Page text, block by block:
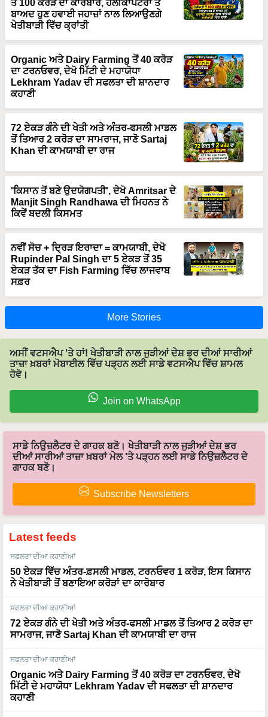
ਤੋਂ 100 ਕਰੋੜ ਦਾ ਕਾਰੋਬਾਰ, ਹੈਲੀਕਾਪਟਰਾਂ ਤੋਂ
ਬਾਅਦ ਹੁਣ ਹਵਾਈ ਜਹਾਜ਼ਾਂ ਨਾਲ ਲਿਆਉਣਗੇ
ਖੇਤੀਬਾੜੀ ਵਿੱਚ ਕ੍ਰਾਂਤੀ
Organic ਅਤੇ Dairy Farming ਤੋਂ 40 ਕਰੋੜ
ਦਾ ਟਰਨਓਵਰ, ਦੇਖੋ ਮਿੱਟੀ ਦੇ ਮਹਾਯੋਧਾ
Lekhram Yadav ਦੀ ਸਫਲਤਾ ਦੀ ਸ਼ਾਨਦਾਰ
ਕਹਾਣੀ
72 ਏਕੜ ਗੰਨੇ ਦੀ ਖੇਤੀ ਅਤੇ ਅੰਤਰ-ਫਸਲੀ ਮਾਡਲ
ਤੋਂ ਤਿਆਰ 2 ਕਰੋੜ ਦਾ ਸਾਮਰਾਜ, ਜਾਣੋ Sartaj
Khan ਦੀ ਕਾਮਯਾਬੀ ਦਾ ਰਾਜ
'ਕਿਸਾਨ ਤੋਂ ਬਣੇ ਉਦਯੋਗਪਤੀ', ਦੇਖੋ Amritsar ਦੇ
Manjit Singh Randhawa ਦੀ ਮਿਹਨਤ ਨੇ
ਕਿਵੇਂ ਬਦਲੀ ਕਿਸਮਤ
ਨਵੀਂ ਸੋਚ + ਦ੍ਰਿੜ ਇਰਾਦਾ = ਕਾਮਯਾਬੀ, ਦੇਖੋ
Rupinder Pal Singh ਦਾ 5 ਏਕੜ ਤੋਂ 35
ਏਕੜ ਤੱਕ ਦਾ Fish Farming ਵਿੱਚ ਲਾਜਵਾਬ
ਸਫ਼ਰ
More Stories
ਅਸੀਂ ਵਟਸਐਪ 'ਤੇ ਹਾਂ! ਖੇਤੀਬਾੜੀ ਨਾਲ ਜੁੜੀਆਂ ਦੇਸ਼ ਭਰ ਦੀਆਂ ਸਾਰੀਆਂ
ਤਾਜ਼ਾ ਖ਼ਬਰਾਂ ਮੋਬਾਈਲ ਵਿੱਚ ਪੜ੍ਹਨ ਲਈ ਸਾਡੇ ਵਟਸਐਪ ਵਿੱਚ ਸ਼ਾਮਲ
ਹੋਵੋ।
Join on WhatsApp
ਸਾਡੇ ਨਿਉਜ਼ਲੈਟਰ ਦੇ ਗਾਹਕ ਬਣੋ। ਖੇਤੀਬਾੜੀ ਨਾਲ ਜੁੜੀਆਂ ਦੇਸ਼ ਭਰ
ਦੀਆਂ ਸਾਰੀਆਂ ਤਾਜ਼ਾ ਖ਼ਬਰਾਂ ਮੇਲ 'ਤੇ ਪੜ੍ਹਨ ਲਈ ਸਾਡੇ ਨਿਉਜ਼ਲੈਟਰ ਦੇ
ਗਾਹਕ ਬਣੋ।
Subscribe Newsletters
Latest feeds
ਸਫਲਤਾ ਦੀਆ ਕਹਾਣੀਆਂ
50 ਏਕੜ ਵਿੱਚ ਅੰਤਰ-ਫ਼ਸਲੀ ਮਾਡਲ, ਟਰਨਓਵਰ 1 ਕਰੋੜ, ਇਸ ਕਿਸਾਨ
ਨੇ ਖੇਤੀਬਾੜੀ ਤੋਂ ਬਣਾਇਆ ਕਰੋੜਾਂ ਦਾ ਕਾਰੋਬਾਰ
ਸਫਲਤਾ ਦੀਆ ਕਹਾਣੀਆਂ
72 ਏਕੜ ਗੰਨੇ ਦੀ ਖੇਤੀ ਅਤੇ ਅੰਤਰ-ਫਸਲੀ ਮਾਡਲ ਤੋਂ ਤਿਆਰ 2 ਕਰੋੜ ਦਾ
ਸਾਮਰਾਜ, ਜਾਣੋ Sartaj Khan ਦੀ ਕਾਮਯਾਬੀ ਦਾ ਰਾਜ
ਸਫਲਤਾ ਦੀਆ ਕਹਾਣੀਆਂ
Organic ਅਤੇ Dairy Farming ਤੋਂ 40 ਕਰੋੜ ਦਾ ਟਰਨਓਵਰ, ਦੇਖੋ
ਮਿੱਟੀ ਦੇ ਮਹਾਯੋਧਾ Lekhram Yadav ਦੀ ਸਫਲਤਾ ਦੀ ਸ਼ਾਨਦਾਰ
ਕਹਾਣੀ